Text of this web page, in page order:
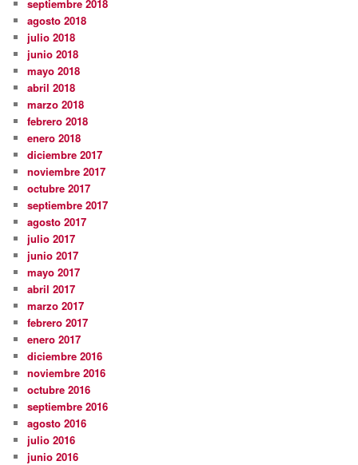
septiembre 2018
agosto 2018
julio 2018
junio 2018
mayo 2018
abril 2018
marzo 2018
febrero 2018
enero 2018
diciembre 2017
noviembre 2017
octubre 2017
septiembre 2017
agosto 2017
julio 2017
junio 2017
mayo 2017
abril 2017
marzo 2017
febrero 2017
enero 2017
diciembre 2016
noviembre 2016
octubre 2016
septiembre 2016
agosto 2016
julio 2016
junio 2016